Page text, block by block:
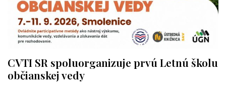
CVTI SR spoluorganizuje prvú Letnú školu
občianskej vedy